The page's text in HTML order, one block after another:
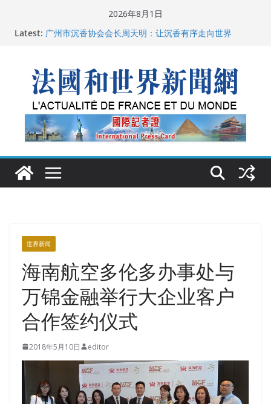
2026年8月1日
Latest: 父亲的日记
“没有空调的欧洲”：一场被放大的无知
从一杯沉香叶茶到一缕海南天香：加拿大茶艺师邓岚月
海南沉香文化考察纪行
世界新闻
海南航空多伦多办事处与
万锦金融举行大企业客户
合作签约仪式
2018年5月10日 editor